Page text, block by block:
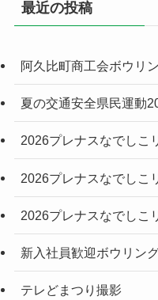
最近の投稿
阿久比町商工会ボウリ
夏の交通安全県民運動
2026プレナスなでしこ
2026プレナスなでしこ
2026プレナスなでしこ
新入社員歓迎ボウリン
テレどまつり撮影